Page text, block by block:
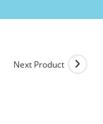
Next Product